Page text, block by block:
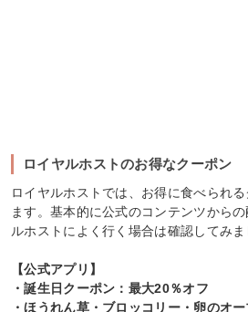
ロイヤルホストのお得なクーポン
ロイヤルホストでは、お得に食べられ
ます。基本的に公式のコンテンツから
ルホストによく行く場合は確認してみま
【公式アプリ】
・誕生日クーポン：最大20％オフ
・ほうれん草・ブロッコリー・卵のオ